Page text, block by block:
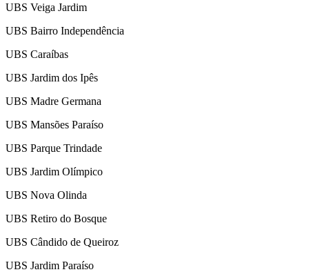
UBS Veiga Jardim
UBS Bairro Independência
UBS Caraíbas
UBS Jardim dos Ipês
UBS Madre Germana
UBS Mansões Paraíso
UBS Parque Trindade
UBS Jardim Olímpico
UBS Nova Olinda
UBS Retiro do Bosque
UBS Cândido de Queiroz
UBS Jardim Paraíso